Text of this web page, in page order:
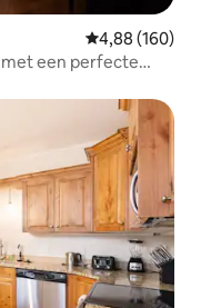
Gemiddelde
4,88 (160)
een perfecte